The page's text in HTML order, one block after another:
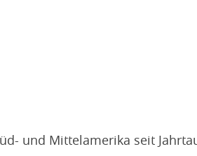
und Mittelamerika seit